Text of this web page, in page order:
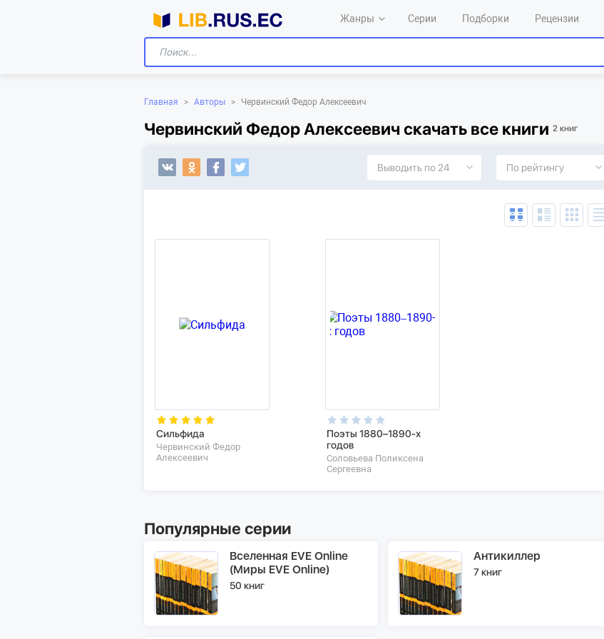
Жанры Серии Подборки Рецензии
Главная > Авторы > Червинский Федор Алексеевич
Червинский Федор Алексеевич скачать все книги 2 книг
Выводить по 24 По рейтингу
Сильфида
Червинский Федор
Алексеевич
Поэты 1880–1890-х
годов
Соловьева Поликсена
Сергеевна
Популярные серии
Вселенная EVE Online
(Миры EVE Online)
50 книг
Антикиллер
7 книг